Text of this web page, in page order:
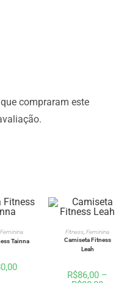
compraram este
Feminina
Tainna
VER OPÇÕES
Fitness ,Feminina
Camiseta Fitness
Leah
R$86,00 –